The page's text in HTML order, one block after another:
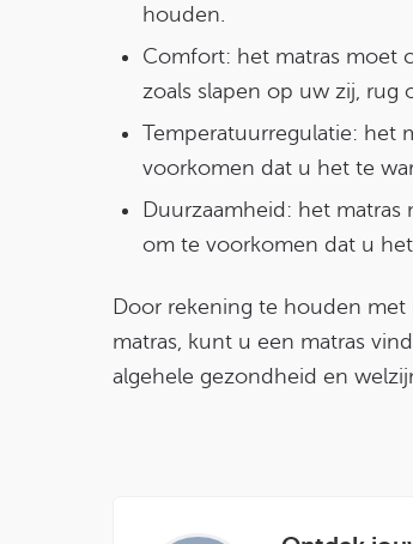
houden.
Comfort: het matras moet
zoals slapen op uw zij, rug
Temperatuurregulatie: het
voorkomen dat u het te
Duurzaamheid: het
om te voorkomen dat u
Door rekening te houden
matras, kunt u een matras
algehele gezondheid en